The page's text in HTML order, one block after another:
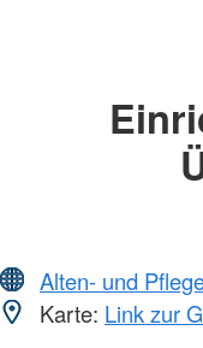
Alten- und
Karte: Link zur